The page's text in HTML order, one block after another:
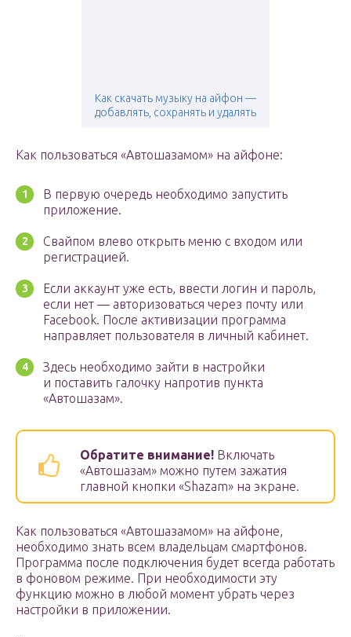
Как скачать музыку на айфон —
добавлять, сохранять и удалять
Как пользоваться «Автошазамом» на айфоне:
В первую очередь необходимо запустить
приложение.
Свайпом влево открыть меню с входом или
регистрацией.
Если аккаунт уже есть, ввести логин и пароль,
если нет — авторизоваться через почту или
Facebook. После активизации программа
направляет пользователя в личный кабинет.
Здесь необходимо зайти в настройки
и поставить галочку напротив пункта
«Автошазам».
Обратите внимание! Включать
«Автошазам» можно путем зажатия
главной кнопки «Shazam» на экране.
Как пользоваться «Автошазамом» на айфоне,
необходимо знать всем владельцам смартфонов.
Программа после подключения будет всегда работать
в фоновом режиме. При необходимости эту
функцию можно в любой момент убрать через
настройки в приложении.